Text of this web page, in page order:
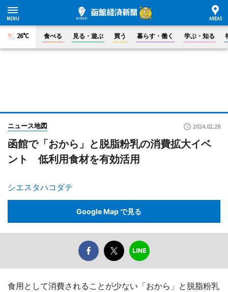
26°C 食べる 見る・遊ぶ 買う 暮らす・働く 学ぶ・知る
ニュース地図 2024.02.28
函館で「おから」と脱脂粉乳の消費拡大イベ
ント 低利用食材を有効活用
シエスタハコダテ
Google Map で見る
食用として消費されることが少ない「おから」と脱脂粉乳